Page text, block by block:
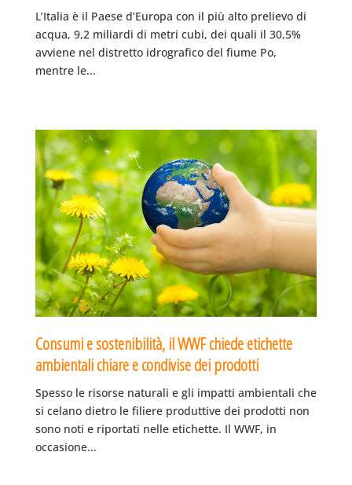
L’Italia è il Paese d’Europa con il più alto prelievo di
acqua, 9,2 miliardi di metri cubi, dei quali il 30,5%
avviene nel distretto idrografico del fiume Po,
mentre le...
Consumi e sostenibilità, il WWF chiede etichette
ambientali chiare e condivise dei prodotti
Spesso le risorse naturali e gli impatti ambientali che
si celano dietro le filiere produttive dei prodotti non
sono noti e riportati nelle etichette. Il WWF, in
occasione...